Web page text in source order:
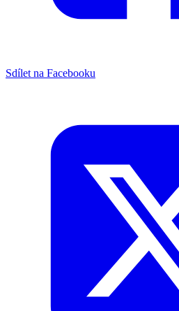
Sdílet na Facebooku